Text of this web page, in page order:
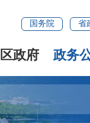
国务院 省
区政府 政务